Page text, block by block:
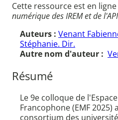
Cette ressource est en
numérique des IREM et de
Auteurs : Venant
Stéphanie. Dir.
Autre nom d'auteur :
Résumé
Le 9e colloque de
Francophone (EMF
consortium des